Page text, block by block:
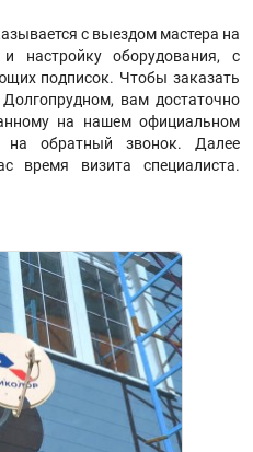
с выездом мастера на
настройку оборудования, с
подписок. Чтобы заказать
вам достаточно
на нашем официальном
на обратный звонок. Далее
время визита специалиста.